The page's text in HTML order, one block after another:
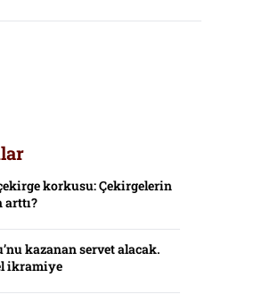
korkusu: Çekirgelerin
arttı?
kazanan servet alacak.
ikramiye